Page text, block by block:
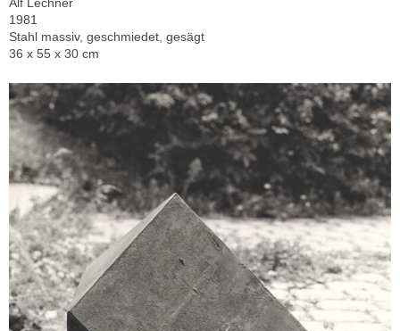
Alf Lechner
1981
Stahl massiv, geschmiedet, gesägt
36 x 55 x 30 cm